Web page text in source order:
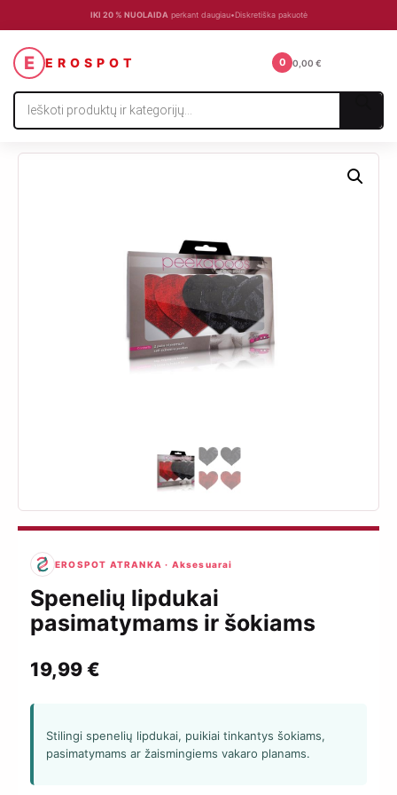
IKI 20 % NUOLAIDA perkant daugiau•Diskretiška pakuotė
E EROSPOT
Products
search
0 0,00 €
EROSPOT ATRANKA · Aksesuarai
Spenelių lipdukai
pasimatymams ir šokiams
19,99€
Stilingi spenelių lipdukai, puikiai tinkantys šokiams,
pasimatymams ar žaismingiems vakaro planams.